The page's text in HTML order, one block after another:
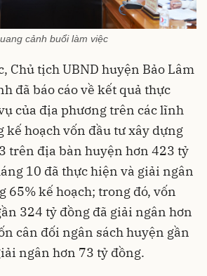
cảnh buổi làm việc
Chủ tịch UBND huyện Bảo Lâm
đã báo cáo về kết quả thực
của địa phương trên các lĩnh
kế hoạch vốn đầu tư xây dựng
trên địa bàn huyện hơn 423 tỷ
10 đã thực hiện và giải ngân
65% kế hoạch; trong đó, vốn
324 tỷ đồng đã giải ngân hơn
cân đối ngân sách huyện gần
ngân hơn 73 tỷ đồng.